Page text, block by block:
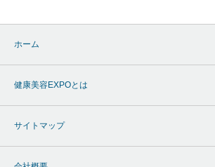
ホーム
健康美容EXPOとは
サイトマップ